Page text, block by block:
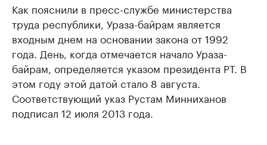
Как пояснили в пресс-службе министерства
труда республики, Ураза-байрам является
входным днем на основании закона от 1992
года. День, когда отмечается начало Ураза-
байрам, определяется указом президента РТ. В
этом году этой датой стало 8 августа.
Соответствующий указ Рустам Минниханов
подписал 12 июля 2013 года.